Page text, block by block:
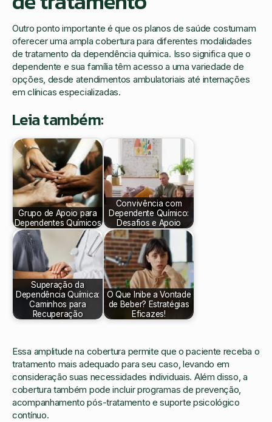
Outro ponto importante é que os planos de saúde costumam
oferecer uma ampla cobertura para diferentes modalidades
de tratamento da dependência química. Isso significa que o
dependente e sua família têm acesso a uma variedade de
opções, desde atendimentos ambulatoriais até internações
em clínicas especializadas.
Leia também:
Grupo de Apoio para
Dependentes Químicos
Convivência com
Dependente Químico:
Desafios e Apoio
Superação da
Dependência Química:
Caminhos para
Recuperação
O Que Inibe a Vontade
de Beber? Estratégias
Eficazes!
Essa amplitude na cobertura permite que o paciente receba o
tratamento mais adequado para seu caso, levando em
consideração suas necessidades individuais. Além disso, a
cobertura também pode incluir programas de prevenção,
acompanhamento pós-tratamento e suporte psicológico
contínuo.